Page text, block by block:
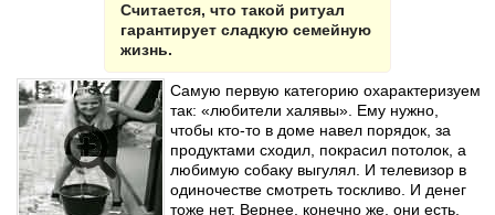
Считается, что такой ритуал
гарантирует сладкую семейную
жизнь.
Самую первую категорию охарактеризуем
так: «любители халявы». Ему нужно,
чтобы кто-то в доме навел порядок, за
продуктами сходил, покрасил потолок, а
любимую собаку выгулял. И телевизор в
одиночестве смотреть тоскливо. И денег
тоже нет. Вернее, конечно же, они есть,